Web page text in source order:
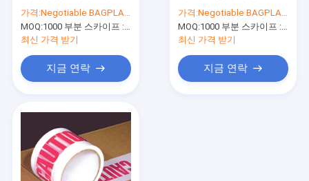
제품
우리에 대하여
50 밀리미터 폭 40 마이
크 45 마이크 2 밀리리
터 54 마이크론 두께 봅
가격:Negotiable BAGPLASTICS@YAHOO.COM
MOQ:1000 부분 스카이프 : 마이데아르닐
최신 가격 받기
지금 연락
늄 호일 테이프, OEM 봅
프 / 오프 포장, 폴리에
틸렌 접착 탭
가격:Negotiable BAGPLASTICS@YAHOO.COM
MOQ:1000 부분 스카이프 : 마이데아르닐
최신 가격 받기
지금 연락